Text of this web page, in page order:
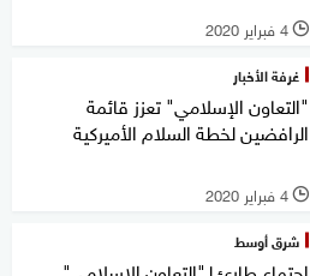
l 4 فبراير 2020
غرفة الأخبار
"التعاون الإسلامي" تعزز قائمة
الرافضين لخطة السلام الأميركية
l 4 فبراير 2020
شرق أوسط